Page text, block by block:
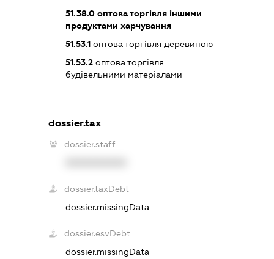
51.38.0 оптова торгівля іншими
продуктами харчування
51.53.1 оптова торгівля деревиною
51.53.2 оптова торгівля
будівельними матеріалами
dossier.tax
dossier.staff
dossier.taxDebt
dossier.missingData
dossier.esvDebt
dossier.missingData